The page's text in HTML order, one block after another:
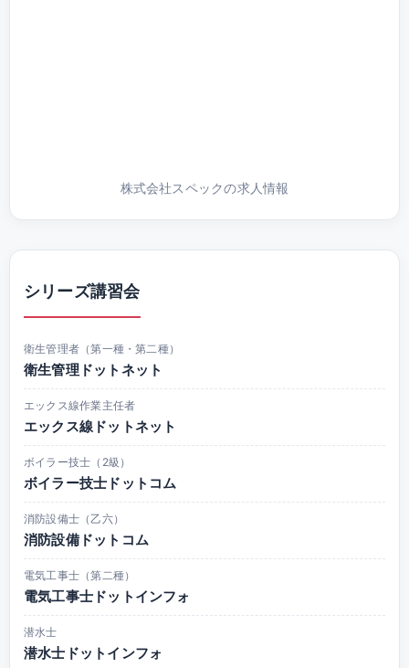
株式会社スペックの求人情報
シリーズ講習会
衛生管理者（第一種・第二種）
衛生管理ドットネット
エックス線作業主任者
エックス線ドットネット
ボイラー技士（2級）
ボイラー技士ドットコム
消防設備士（乙六）
消防設備ドットコム
電気工事士（第二種）
電気工事士ドットインフォ
潜水士
潜水士ドットインフォ